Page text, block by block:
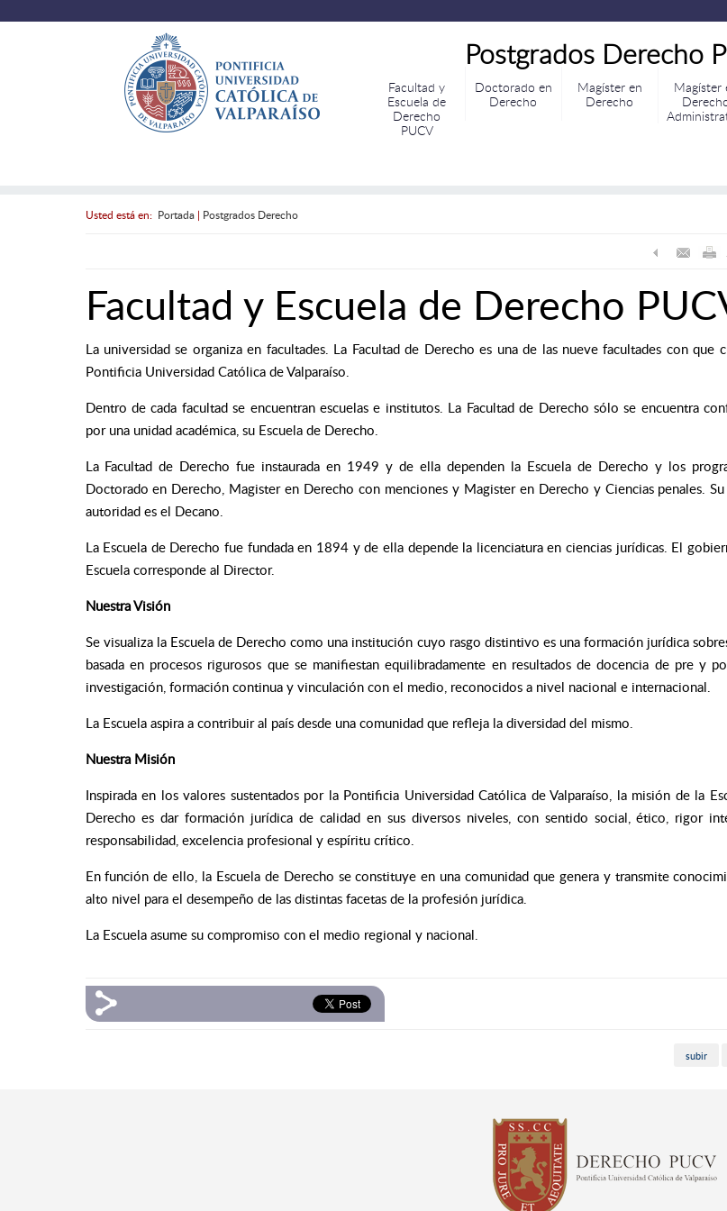
Postgrados Derecho
Facultad y
Escuela de
Derecho
PUCV
Doctorado en
Derecho
Magíster en
Derecho
Magíster
Usted está en: Portada| Postgrados Derecho
Facultad y Escuela de Derecho
La universidad se organiza en facultades. La Facultad de Derecho es una de las nueve facultades con que
Pontificia Universidad Católica de Valparaíso.
Dentro de cada facultad se encuentran escuelas e institutos. La Facultad de Derecho sólo se encuentra
por una unidad académica, su Escuela de Derecho.
La Facultad de Derecho fue instaurada en 1949 y de ella dependen la Escuela de Derecho y los
Doctorado en Derecho, Magister en Derecho con menciones y Magister en Derecho y Ciencias penales. Su
autoridad es el Decano.
La Escuela de Derecho fue fundada en 1894 y de ella depende la licenciatura en ciencias jurídicas. El
Escuela corresponde al Director.
Nuestra Visión
Se visualiza la Escuela de Derecho como una institución cuyo rasgo distintivo es una formación jurídica
basada en procesos rigurosos que se manifiestan equilibradamente en resultados de docencia de pre y
investigación, formación continua y vinculación con el medio, reconocidos a nivel nacional e internacional.
La Escuela aspira a contribuir al país desde una comunidad que refleja la diversidad del mismo.
Nuestra Misión
Inspirada en los valores sustentados por la Pontificia Universidad Católica de Valparaíso, la misión de la
Derecho es dar formación jurídica de calidad en sus diversos niveles, con sentido social, ético, rigor
responsabilidad, excelencia profesional y espíritu crítico.
En función de ello, la Escuela de Derecho se constituye en una comunidad que genera y transmite
alto nivel para el desempeño de las distintas facetas de la profesión jurídica.
La Escuela asume su compromiso con el medio regional y nacional.
subir